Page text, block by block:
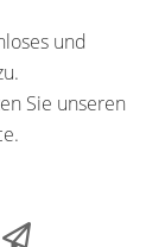
und
Sie unseren